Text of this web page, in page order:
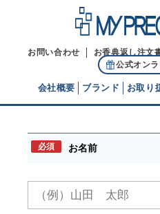
お問い合わせ お香典返し注文
公式オン
会社概要
ブランドヒストリー
ブランド お取り
お問い
必須 お名前